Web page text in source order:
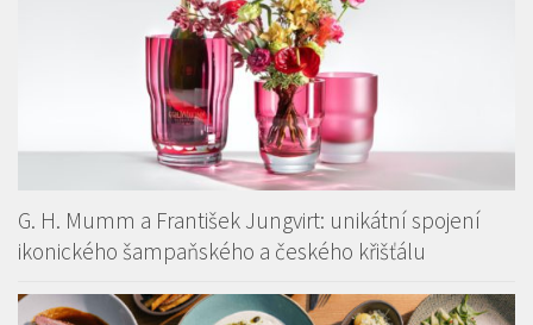
G. H. Mumm a František Jungvirt: unikátní spojení
ikonického šampaňského a českého křišťálu